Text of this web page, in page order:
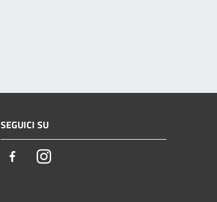
SEGUICI SU
FacebookInstagram